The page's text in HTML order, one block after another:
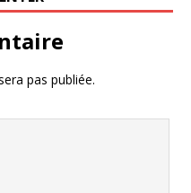
pas publiée.